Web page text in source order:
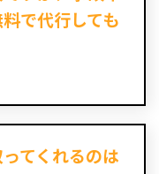
で代行しても
てくれるのは